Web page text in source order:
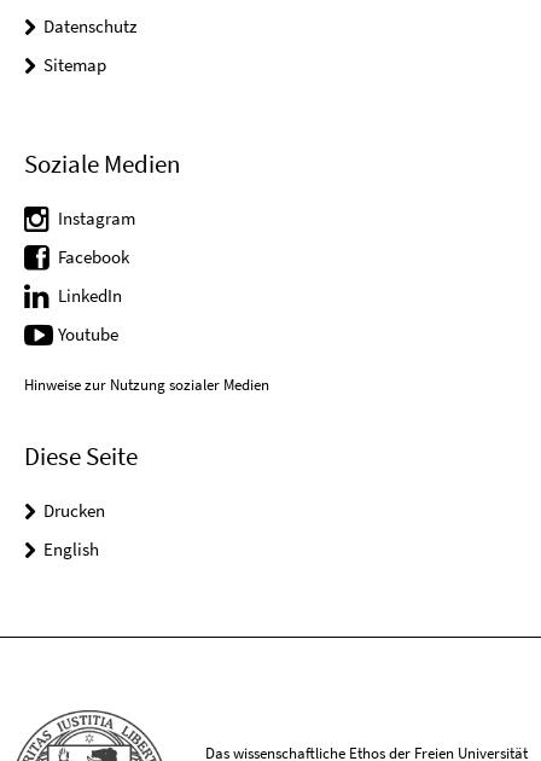
Datenschutz
Sitemap
Soziale Medien
Instagram
Facebook
LinkedIn
Youtube
Hinweise zur Nutzung sozialer Medien
Diese Seite
Drucken
English
Das wissenschaftliche Ethos der Freien Universität